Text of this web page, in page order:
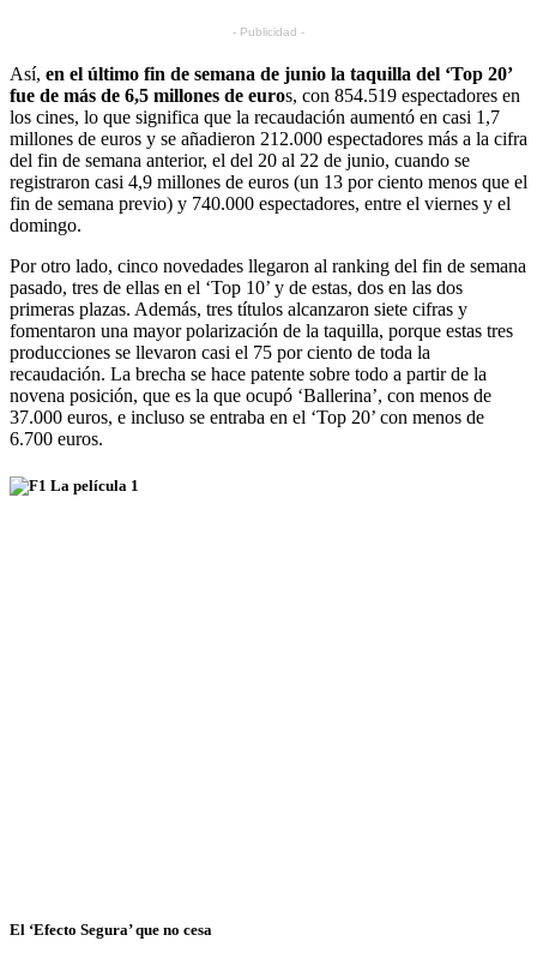
- Publicidad -
Así, en el último fin de semana de junio la taquilla del ‘Top 20’
fue de más de 6,5 millones de euros, con 854.519 espectadores en
los cines, lo que significa que la recaudación aumentó en casi 1,7
millones de euros y se añadieron 212.000 espectadores más a la cifra
del fin de semana anterior, el del 20 al 22 de junio, cuando se
registraron casi 4,9 millones de euros (un 13 por ciento menos que el
fin de semana previo) y 740.000 espectadores, entre el viernes y el
domingo.
Por otro lado, cinco novedades llegaron al ranking del fin de semana
pasado, tres de ellas en el ‘Top 10’ y de estas, dos en las dos
primeras plazas. Además, tres títulos alcanzaron siete cifras y
fomentaron una mayor polarización de la taquilla, porque estas tres
producciones se llevaron casi el 75 por ciento de toda la
recaudación. La brecha se hace patente sobre todo a partir de la
novena posición, que es la que ocupó ‘Ballerina’, con menos de
37.000 euros, e incluso se entraba en el ‘Top 20’ con menos de
6.700 euros.
El ‘Efecto Segura’ que no cesa